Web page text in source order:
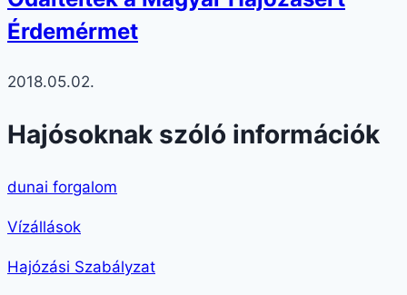
Érdemérmet
2018.05.02.
Hajósoknak szóló információk
dunai forgalom
Vízállások
Hajózási Szabályzat